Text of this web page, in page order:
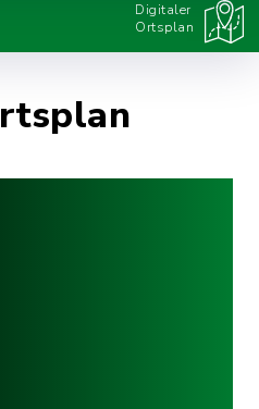
Digitaler
Ortsplan